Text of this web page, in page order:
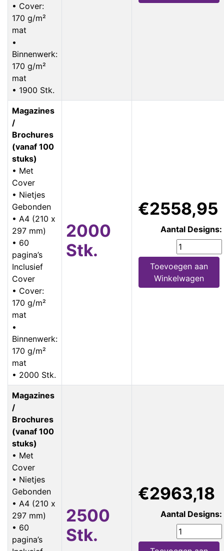
• Cover:
170 g/m²
mat
•
Binnenwerk:
170 g/m²
mat
• 1900 Stk.
Magazines
/
Brochures
(vanaf 100
stuks)
• Met
Cover
• Nietjes
Gebonden
• A4 (210 x
297 mm)
• 60
pagina’s
Inclusief
Cover
• Cover:
170 g/m²
mat
•
Binnenwerk:
170 g/m²
mat
• 2000 Stk.
2000
Stk.
€2558,95
Aantal Designs:
Toevoegen aan
Winkelwagen
Magazines
/
Brochures
(vanaf 100
stuks)
• Met
Cover
• Nietjes
Gebonden
• A4 (210 x
297 mm)
• 60
pagina’s
2500
Stk.
€2963,18
Aantal Designs: